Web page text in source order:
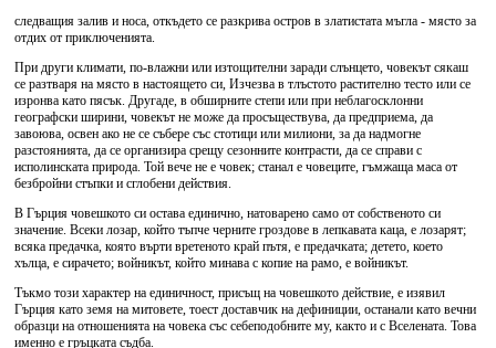
следващия залив и носа, откъдето се разкрива остров в златистата мъгла - място за
отдих от приключенията.
При други климати, по-влажни или изтощителни заради слънцето, човекът сякаш
се разтваря на място в настоящето си, Изчезва в тлъстото растително тесто или се
изронва като пясък. Другаде, в обширните степи или при неблагосклонни
географски ширини, човекът не може да просъществува, да предприема, да
завоюва, освен ако не се събере със стотици или милиони, за да надмогне
разстоянията, да се организира срещу сезонните контрасти, да се справи с
исполинската природа. Той вече не е човек; станал е човеците, гъмжаща маса от
безбройни стъпки и сглобени действия.
В Гърция човешкото си остава единично, натоварено само от собственото си
значение. Всеки лозар, който тъпче черните гроздове в лепкавата каца, е лозарят;
всяка предачка, която върти вретеното край пътя, е предачката; детето, което
хълца, е сирачето; войникът, който минава с копие на рамо, е войникът.
Тъкмо този характер на единичност, присъщ на човешкото действие, е изявил
Гърция като земя на митовете, тоест доставчик на дефиниции, останали като вечни
образци на отношенията на човека със себеподобните му, както и с Вселената. Това
именно е гръцката съдба.